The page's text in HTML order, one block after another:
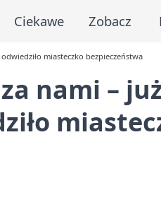
Ciekawe Zobacz
miasteczko bezpieczeństwa
nami –